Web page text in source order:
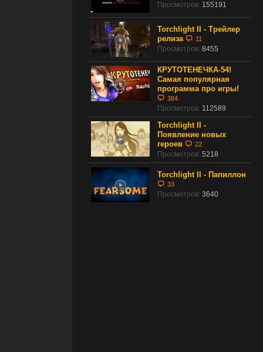
Просмотров: 155191
Torchlight II - Трейлер
релиза
11
Просмотров: 8455
КРУТОТЕНЕЧКА-54!
Самая популярная
программа про игры!
384
Просмотров: 112589
Torchlight II -
Появление новых
героев
22
Просмотров: 5218
Torchlight II - Папиллон
33
Просмотров: 3640